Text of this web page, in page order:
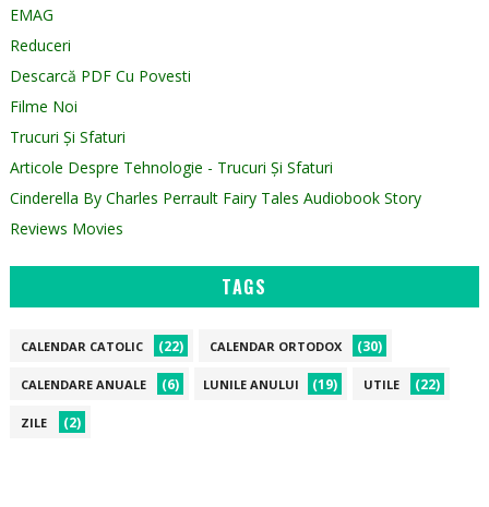
EMAG
Reduceri
Descarcă PDF Cu Povesti
Filme Noi
Trucuri Și Sfaturi
Articole Despre Tehnologie - Trucuri Și Sfaturi
Cinderella By Charles Perrault Fairy Tales Audiobook Story
Reviews Movies
TAGS
CALENDAR CATOLIC (22) CALENDAR ORTODOX (30)
CALENDARE ANUALE (6) LUNILE ANULUI (19) UTILE (22)
ZILE (2)